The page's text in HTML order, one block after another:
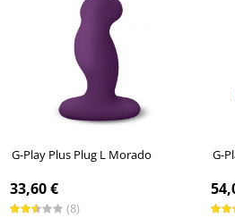
G-Play Plus Plug L Morado
33,60 €
(8)
G-